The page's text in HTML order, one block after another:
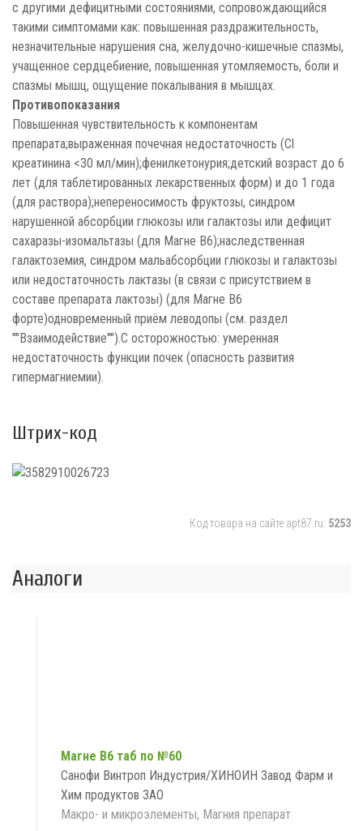
с другими дефицитными состояниями, сопровождающийся
такими симптомами как: повышенная раздражительность,
незначительные нарушения сна, желудочно-кишечные спазмы,
учащенное сердцебиение, повышенная утомляемость, боли и
спазмы мышц, ощущение покалывания в мышцах.
Противопоказания
Повышенная чувствительность к компонентам
препарата;выраженная почечная недостаточность (Cl
креатинина <30 мл/мин);фенилкетонурия;детский возраст до 6
лет (для таблетированных лекарственных форм) и до 1 года
(для раствора);непереносимость фруктозы, синдром
нарушенной абсорбции глюкозы или галактозы или дефицит
сахаразы-изомальтазы (для Магне B6);наследственная
галактоземия, синдром мальабсорбции глюкозы и галактозы
или недостаточность лактазы (в связи с присутствием в
составе препарата лактозы) (для Магне B6
форте)одновременный приём леводопы (см. раздел
""Взаимодействие"").С осторожностью: умеренная
недостаточность функции почек (опасность развития
гипермагниемии).
Штрих-код
Код товара на сайте apt87.ru: 5253
Аналоги
Магне В6 таб по №60
Санофи Винтроп Индустрия/ХИНОИН Завод Фарм и
Хим продуктов ЗАО
Макро- и микроэлементы, Магния препарат